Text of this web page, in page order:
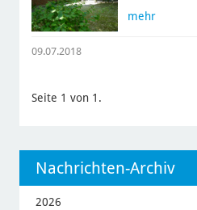
mehr
09.07.2018
Seite 1 von 1.
Nachrichten-Archiv
2026